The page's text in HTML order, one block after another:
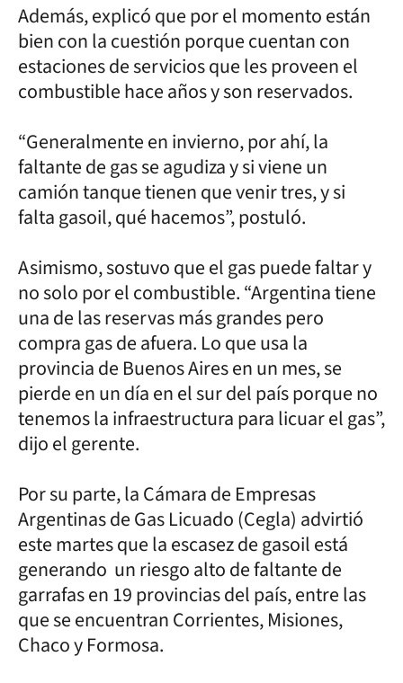
Además, explicó que por el momento están
bien con la cuestión porque cuentan con
estaciones de servicios que les proveen el
combustible hace años y son reservados.
“Generalmente en invierno, por ahí, la
faltante de gas se agudiza y si viene un
camión tanque tienen que venir tres, y si
falta gasoil, qué hacemos”, postuló.
Asimismo, sostuvo que el gas puede faltar y
no solo por el combustible. “Argentina tiene
una de las reservas más grandes pero
compra gas de afuera. Lo que usa la
provincia de Buenos Aires en un mes, se
pierde en un día en el sur del país porque no
tenemos la infraestructura para licuar el gas”,
dijo el gerente.
Por su parte, la Cámara de Empresas
Argentinas de Gas Licuado (Cegla) advirtió
este martes que la escasez de gasoil está
generando un riesgo alto de faltante de
garrafas en 19 provincias del país, entre las
que se encuentran Corrientes, Misiones,
Chaco y Formosa.